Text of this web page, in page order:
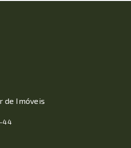
de Imóveis
44